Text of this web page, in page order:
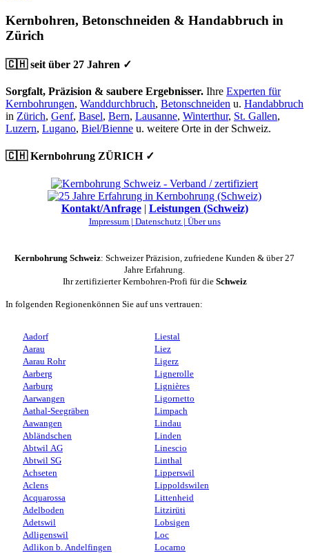
Kernbohren, Betonschneiden & Handabbruch in
Zürich
🇨🇭 seit über 27 Jahren ✓
Sorgfalt, Präzision & saubere Ergebnisser. Ihre Experten für
Kernbohrungen, Wanddurchbruch, Betonschneiden u. Handabbruch
in Zürich, Genf, Basel, Bern, Lausanne, Winterthur, St. Gallen,
Luzern, Lugano, Biel/Bienne u. weitere Orte in der Schweiz.
🇨🇭 Kernbohrung ZÜRICH ✓
Kontakt/Anfrage| Leistungen (Schweiz)
Impressum | Datenschutz | Über uns
Kernbohrung Schweiz: Schweizer Präzision, zufriedene Kunden & über 27
Jahre Erfahrung.
Ihr zertifizierter Kernbohren-Profi für die Schweiz
In folgenden Regionenkönnen Sie auf uns vertrauen:
Aadorf
Aarau
Aarau Rohr
Aarberg
Aarburg
Aarwangen
Aathal-Seegräben
Aawangen
Abländschen
Abtwil AG
Abtwil SG
Achseten
Aclens
Acquarossa
Adelboden
Adetswil
Adligenswil
Adlikon b. Andelfingen
Liestal
Liez
Ligerz
Lignerolle
Lignières
Ligornetto
Limpach
Lindau
Linden
Linescio
Linthal
Lipperswil
Lippoldswilen
Littenheid
Litzirüti
Lobsigen
Loc
Locarno